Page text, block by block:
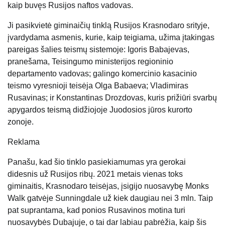
kaip buvęs Rusijos naftos vadovas.
Ji pasikvietė giminaičių tinklą Rusijos Krasnodaro srityje,
įvardydama asmenis, kurie, kaip teigiama, užima įtakingas
pareigas šalies teismų sistemoje: Igoris Babajevas,
pranešama, Teisingumo ministerijos regioninio
departamento vadovas; galingo komercinio kasacinio
teismo vyresnioji teisėja Olga Babaeva; Vladimiras
Rusavinas; ir Konstantinas Drozdovas, kuris prižiūri svarbų
apygardos teismą didžiojoje Juodosios jūros kurorto
zonoje.
Reklama
Panašu, kad šio tinklo pasiekiamumas yra gerokai
didesnis už Rusijos ribų. 2021 metais vienas toks
giminaitis, Krasnodaro teisėjas, įsigijo nuosavybę Monks
Walk gatvėje Sunningdale už kiek daugiau nei 3 mln. Taip
pat suprantama, kad ponios Rusavinos motina turi
nuosavybės Dubajuje, o tai dar labiau pabrėžia, kaip šis